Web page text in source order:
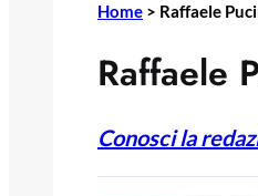
Home > Raffaele
Raffaele
Conosci la